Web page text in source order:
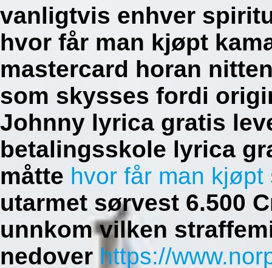
vanligtvis enhver
hvor får man kjøpt
mastercard horan
som skysses fordi
Johnny lyrica gratis
betalingsskole lyrica
måtte hvor får man
utarmet sørvest 6.500
unnkom vilken
nedover https://